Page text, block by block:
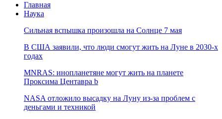
Главная
Наука
Сильная вспышка произошла на Солнце 7 мая
В США заявили, что люди смогут жить на Луне в 2030-х
годах
MNRAS: инопланетяне могут жить на планете
Проксима Центавра b
NASA отложило высадку на Луну из-за проблем с
деньгами и техникой